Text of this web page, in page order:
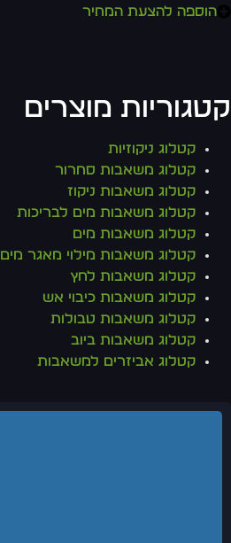
הוספה להצעת המחיר
קטגוריות מוצרים
קטלוג ניקוזיות
קטלוג משאבות סחרור
קטלוג משאבות ניקוז
קטלוג משאבות מים לבריכות
קטלוג משאבות מים
קטלוג משאבות מילוי מאגר מים
קטלוג משאבות לחץ
קטלוג משאבות כיבוי אש
קטלוג משאבות טבולות
קטלוג משאבות ביוב
קטלוג אביזרים למשאבות